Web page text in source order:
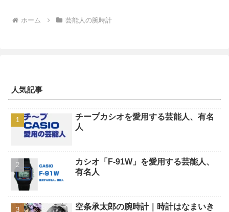
ホーム 芸能人の腕時計
人気記事
チープカシオを愛用する芸能人、有名
人
カシオ「F-91W」を愛用する芸能人、
有名人
空条承太郎の腕時計｜時計はなまいき